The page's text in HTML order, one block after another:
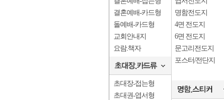
결혼예배-카드형
돌예배-카드형
교회안내지
요람.책자
초대장-접는형
초대권-엽서형
명함전도지
4면 전도지
6면 전도지
문고리전도지
포스터/전단지